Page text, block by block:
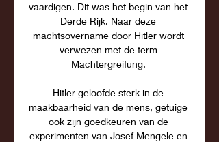
vaardigen. Dit was het begin van het
Derde Rijk. Naar deze
machtsovername door Hitler wordt
verwezen met de term
Machtergreifung.
Hitler geloofde sterk in de
maakbaarheid van de mens, getuige
ook zijn goedkeuren van de
experimenten van Josef Mengele en